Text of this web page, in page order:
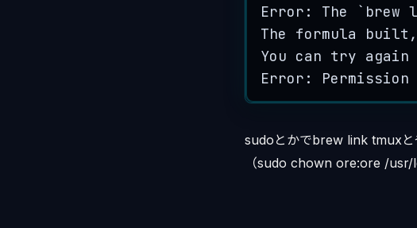
Error:
The ` brew
The
formula built,
You can try again
Error:
sudoとかでbrew link tmuxと
（sudo chown ore:ore /usr/